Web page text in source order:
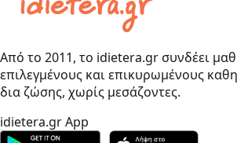
Από το 2011, το idietera.gr συνδέει
επιλεγμένους και επικυρωμένους
δια ζώσης, χωρίς μεσάζοντες.
idietera.gr App